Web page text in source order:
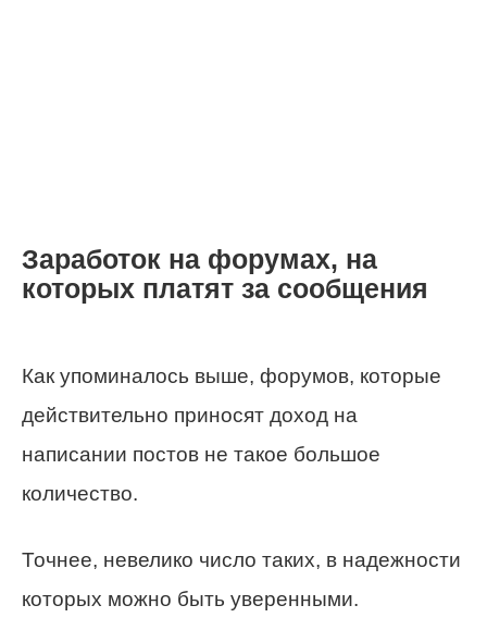
Заработок на форумах, на
которых платят за сообщения
Как упоминалось выше, форумов, которые
действительно приносят доход на
написании постов не такое большое
количество.
Точнее, невелико число таких, в надежности
которых можно быть уверенными.